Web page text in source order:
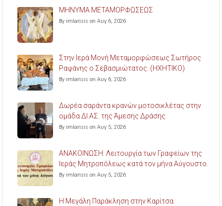
ΜΗΝΥΜΑ ΜΕΤΑΜΟΡΦΩΣΕΩΣ
By imlarisis on Αυγ 6, 2026
Στην Ιερά Μονή Μεταμορφώσεως Σωτήρος
Ραψάνης ο Σεβασμιώτατος. (ΗΧΗΤΙΚΟ)
By imlarisis on Αυγ 6, 2026
Δωρέα σαράντα κρανών μοτοσικλέτας στην
ομάδα ΔΙ.ΑΣ. της Άμεσης Δράσης.
By imlarisis on Αυγ 5, 2026
ΑΝΑΚΟΙΝΩΣΗ: Λειτουργία των Γραφείων της
Ιεράς Μητροπόλεως κατά τον μήνα Αύγουστο.
By imlarisis on Αυγ 5, 2026
Η Μεγάλη Παράκληση στην Καρίτσα.